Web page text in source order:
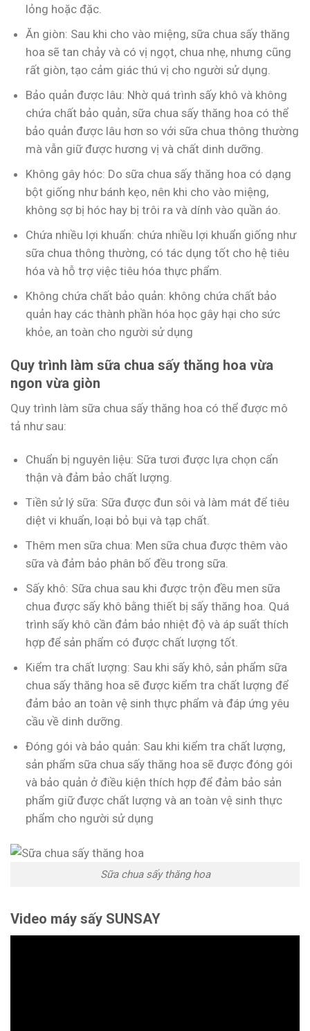
lỏng hoặc đặc.
Ăn giòn: Sau khi cho vào miệng, sữa chua sấy thăng
hoa sẽ tan chảy và có vị ngọt, chua nhẹ, nhưng cũng
rất giòn, tạo cảm giác thú vị cho người sử dụng.
Bảo quản được lâu: Nhờ quá trình sấy khô và không
chứa chất bảo quản, sữa chua sấy thăng hoa có thể
bảo quản được lâu hơn so với sữa chua thông thường
mà vẫn giữ được hương vị và chất dinh dưỡng.
Không gây hóc: Do sữa chua sấy thăng hoa có dạng
bột giống như bánh kẹo, nên khi cho vào miệng,
không sợ bị hóc hay bị trôi ra và dính vào quần áo.
Chứa nhiều lợi khuẩn: chứa nhiều lợi khuẩn giống như
sữa chua thông thường, có tác dụng tốt cho hệ tiêu
hóa và hỗ trợ việc tiêu hóa thực phẩm.
Không chứa chất bảo quản: không chứa chất bảo
quản hay các thành phần hóa học gây hại cho sức
khỏe, an toàn cho người sử dụng
Quy trình làm sữa chua sấy thăng hoa vừa
ngon vừa giòn
Quy trình làm sữa chua sấy thăng hoa có thể được mô
tả như sau:
Chuẩn bị nguyên liệu: Sữa tươi được lựa chọn cẩn
thận và đảm bảo chất lượng.
Tiền sử lý sữa: Sữa được đun sôi và làm mát để tiêu
diệt vi khuẩn, loại bỏ bụi và tạp chất.
Thêm men sữa chua: Men sữa chua được thêm vào
sữa và đảm bảo phân bố đều trong sữa.
Sấy khô: Sữa chua sau khi được trộn đều men sữa
chua được sấy khô bằng thiết bị sấy thăng hoa. Quá
trình sấy khô cần đảm bảo nhiệt độ và áp suất thích
hợp để sản phẩm có được chất lượng tốt.
Kiểm tra chất lượng: Sau khi sấy khô, sản phẩm sữa
chua sấy thăng hoa sẽ được kiểm tra chất lượng để
đảm bảo an toàn vệ sinh thực phẩm và đáp ứng yêu
cầu về dinh dưỡng.
Đóng gói và bảo quản: Sau khi kiểm tra chất lượng,
sản phẩm sữa chua sấy thăng hoa sẽ được đóng gói
và bảo quản ở điều kiện thích hợp để đảm bảo sản
phẩm giữ được chất lượng và an toàn vệ sinh thực
phẩm cho người sử dụng
Sữa chua sấy thăng hoa
Video máy sấy SUNSAY